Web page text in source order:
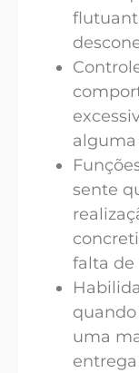
alguma
sente
falta de
uma